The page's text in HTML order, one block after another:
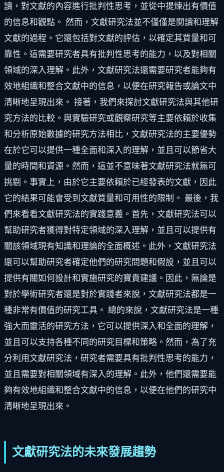
讀，對文獻的內容進行批判性思考，並從中提煉出有價值
的信息和觀點。 然而，文獻研究法並不僅僅是閱讀和理解
文獻的過程。它還包括對文獻的評估，以確定其質量和可
靠性。這需要研究者具有批判性思考的能力，以及對相關
領域的深入理解。此外，文獻研究法還需要研究者能夠有
效地組織和整合文獻中的信息，以便在研究報告或論文中
清晰地呈現出來。 接著，我們來探討文獻研究法與其他研
究方法的比較。與實驗研究或觀察研究等主要依賴於收集
和分析原始數據的研究方法相比，文獻研究法的主要優勢
在於它可以提供一種全面和深入的理解，並且可以節省大
量的時間和資源。然而，這並不意味著文獻研究法就無可
挑剔。事實上，由於它主要依賴於已經發表的文獻，因此
它的結果可能會受到文獻質量和可用性的限制。 最後，我
們來看看文獻研究法的實踐意義。首先，文獻研究法可以
幫助研究者獲得對特定領域的深入理解，並且可以提供有
關該領域現有知識和理論的全面概述。此外，文獻研究法
還可以幫助研究者確定他們的研究問題和假設，並且可以
提供有關如何設計和實施研究的寶貴建議。因此，無論是
對於學術研究者還是對於實踐者來說，文獻研究法都是一
種非常有價值的研究工具。 總的來說，文獻研究法是一種
強大而靈活的研究方法，它可以提供深入和全面的理解，
並且可以支持各種不同的研究目標和策略。然而，為了充
分利用文獻研究法，研究者需要具有批判性思考的能力，
並且需要對相關領域有深入的理解。此外，他們還需要能
夠有效地組織和整合文獻中的信息，以便在他們的研究中
清晰地呈現出來。
文獻研究法的未來發展趨勢